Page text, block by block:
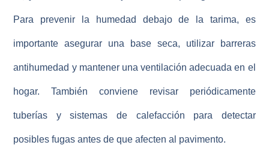
Para prevenir la humedad debajo de la tarima, es
importante asegurar una base seca, utilizar barreras
antihumedad y mantener una ventilación adecuada en el
hogar. También conviene revisar periódicamente
tuberías y sistemas de calefacción para detectar
posibles fugas antes de que afecten al pavimento.